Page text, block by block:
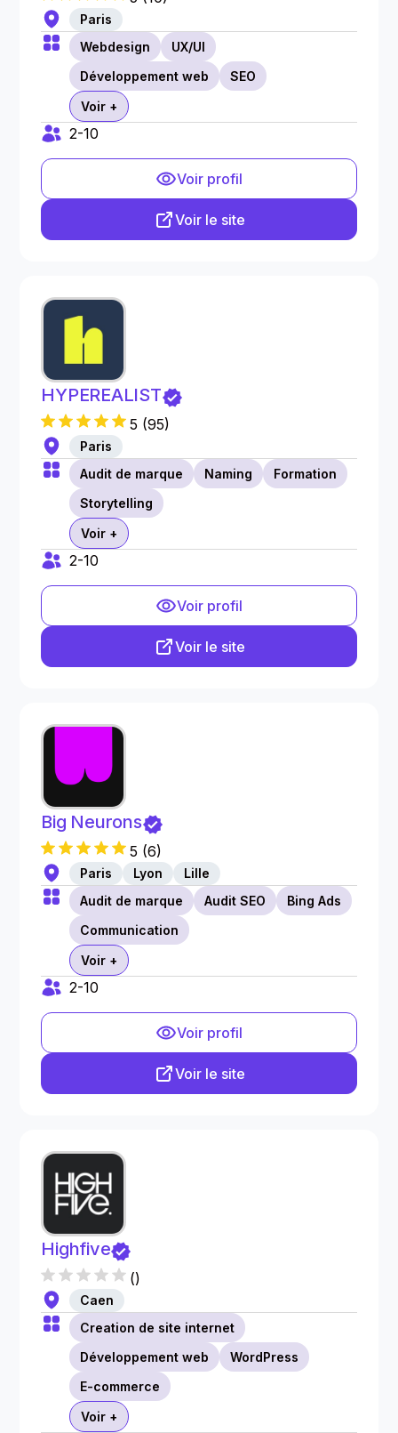
Paris
Webdesign
UX/UI
Développement web
SEO
Voir +
2-10
Voir profil
Voir le site
HYPEREALIST
5 (95)
Paris
Audit de marque
Naming
Formation
Storytelling
Voir +
2-10
Voir profil
Voir le site
Big Neurons
5 (6)
Paris Lyon
Lille
Audit de marque
Audit SEO
Bing Ads
Communication
Voir +
2-10
Voir profil
Voir le site
Highfive
()
Caen
Creation de site internet
Développement web
WordPress
E-commerce
Voir +